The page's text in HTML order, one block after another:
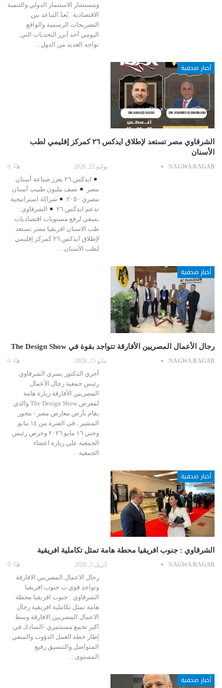
ومستشار الاستثمار الدولي والتنمية
الاقتصادية .يُعدّ التباعد بين
التصريحات الرسمية والواقع
اليومي أحد أبرز التحديات التي
تواجه العديد من الدول…
أخبار صحفية
الشرقاوي مصر تستعد لإطلاق ايدكس ٢٦ كمركز إقليمي لطب
الأسنان
NAGWA RAGAB يوليو 22, 2026
ايدكس ٢٦ يعزز صناعة أسنان
مصر
نصف مليون طبيب أسنان
مصري ٢٠٥٠
شراكة استراتيجية
تدعم ايدكس ٢٦
الشرقاوي :
نسعي لرفع مستويات اقتصاديات
طب الاسنان افريقيا مصر تستعد
لإطلاق ايدكس ٢٦ كمركز إقليمي
لطب الأسنان …
أخبار صحفية
رجال الأعمال المصريين الأفارقة تتواجد بقوة في The Design Show
NAGWA RAGAB مايو 15, 2026
أجري الدكتور يسري الشرقاوي
رئيس جمعية رجال الأعمال
المصريين الأفارقة زيارة هامة
لمعرض The Design Show والذي
يقام بأرض معارض مصر - محور
المشير ، فى الفترة من ١٤ مايو
وحتي ١٦ مايو ٢٠٢٦ وحرص رئيس
الجمعية علي زيارة اعضاء
الجمعية…
أخبار صحفية
الشرقاوي : جنوب افريقيا محطة هامة تمثل تكاملية افريقية
NAGWA RAGAB أبريل 5, 2026
رجال الاعمال المصريين الافارقة
وتواجد قوي ب جنوب افريقيا
الشرقاوي : جنوب افريقيا محطة
هامة تمثل تكاملية افريقية رجال
الاعمال المصريين الافارقة وسط
اكبر تجمع مستثمري -السادك في
إطار خطة العمل الدؤوب والسعي
المتواصل والتنسيق رفيع
المستوى…
أخبار صحفية